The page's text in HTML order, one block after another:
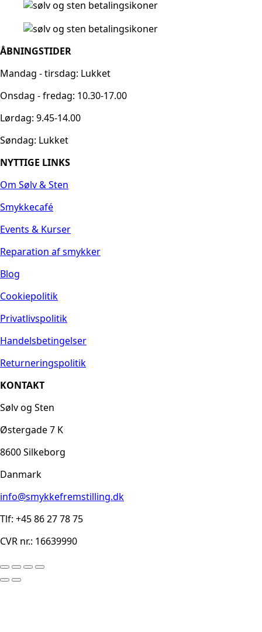
ÅBNINGSTIDER
Mandag - tirsdag: Lukket
Onsdag - fredag: 10.30-17.00
Lørdag: 9.45-14.00
Søndag: Lukket
NYTTIGE LINKS
Om Sølv & Sten
Smykkecafé
Events & Kurser
Reparation af smykker
Blog
Cookiepolitik
Privatlivspolitik
Handelsbetingelser
Returneringspolitik
KONTAKT
Sølv og Sten
Østergade 7 K
8600 Silkeborg
Danmark
info@smykkefremstilling.dk
Tlf: +45 86 27 78 75
CVR nr.: 16639990